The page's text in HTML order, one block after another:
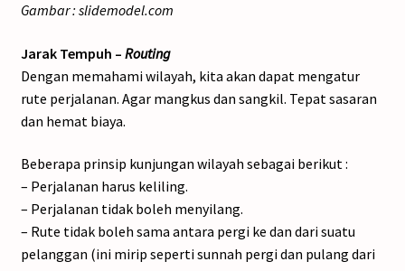
Gambar : slidemodel.com
Jarak Tempuh – Routing
Dengan memahami wilayah, kita akan dapat mengatur
rute perjalanan. Agar mangkus dan sangkil. Tepat sasaran
dan hemat biaya.
Beberapa prinsip kunjungan wilayah sebagai berikut :
– Perjalanan harus keliling.
– Perjalanan tidak boleh menyilang.
– Rute tidak boleh sama antara pergi ke dan dari suatu
pelanggan (ini mirip seperti sunnah pergi dan pulang dari